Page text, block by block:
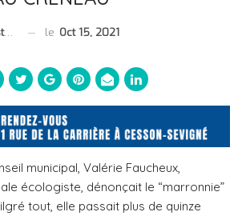
le Oct 15, 2021
municipal, Valérie Faucheux,
écologiste, dénonçait le “marronnie”
tout, elle passait plus de quinze